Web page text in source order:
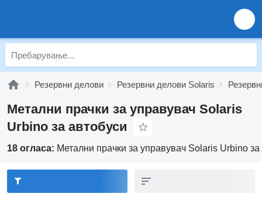
Резервни делови Резервни делови Solaris
Метални прачки за управувач Solaris
Urbino за автобуси
18 огласа: Метални прачки за управувач Solaris Urbino за